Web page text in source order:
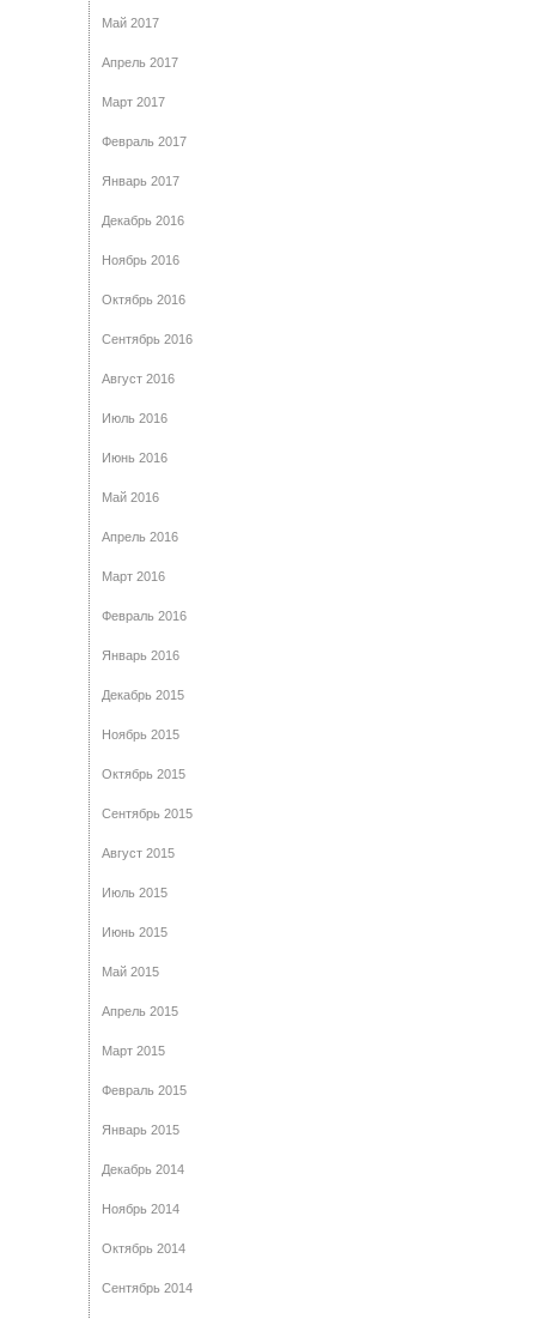
Май 2017
Апрель 2017
Март 2017
Февраль 2017
Январь 2017
Декабрь 2016
Ноябрь 2016
Октябрь 2016
Сентябрь 2016
Август 2016
Июль 2016
Июнь 2016
Май 2016
Апрель 2016
Март 2016
Февраль 2016
Январь 2016
Декабрь 2015
Ноябрь 2015
Октябрь 2015
Сентябрь 2015
Август 2015
Июль 2015
Июнь 2015
Май 2015
Апрель 2015
Март 2015
Февраль 2015
Январь 2015
Декабрь 2014
Ноябрь 2014
Октябрь 2014
Сентябрь 2014